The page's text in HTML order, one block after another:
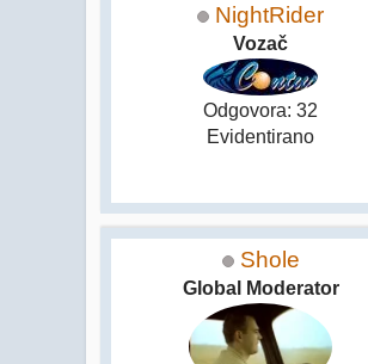
NightRider
Vozač
Odgovora: 32
Evidentirano
Shole
Global Moderator